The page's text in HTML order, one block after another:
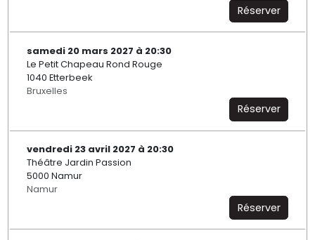
Réserver
samedi 20 mars 2027 à 20:30
Le Petit Chapeau Rond Rouge
1040 Etterbeek
Bruxelles
Réserver
vendredi 23 avril 2027 à 20:30
Théâtre Jardin Passion
5000 Namur
Namur
Réserver